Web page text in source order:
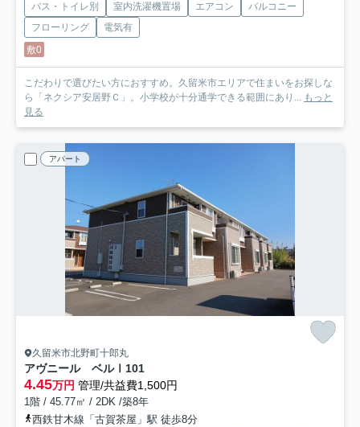
バス・トイレ別 室内洗濯機置場 エアコン
バルコニー
フローリング
電気有
敷0
こだわりで選びたい方におすすめ。久留米市エリアで住まいをお探しな
ら「ネクシア安居野Ｃ」。小学校が十分通学できる範囲にあり... もっと
見る
アパート
久留米市北野町十郎丸
アヴニール ベルⅠ 101
4.45万円 管理/共益費1,500円
1階 / 45.77㎡ / 2DK /築8年
西鉄甘木線「古賀茶屋」駅 徒歩8分